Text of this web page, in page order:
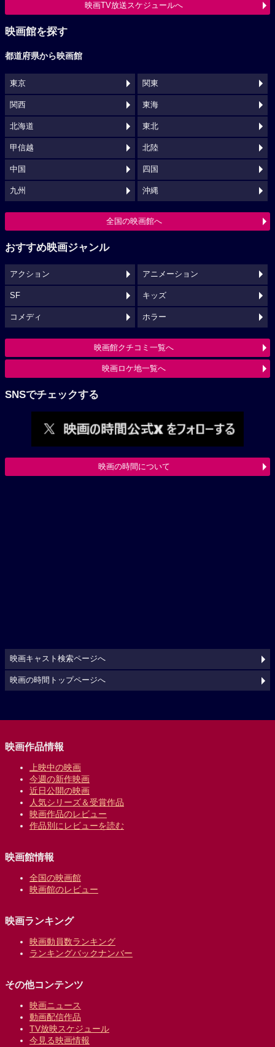
映画TV放送スケジュールへ
映画館を探す
都道府県から映画館
東京 関東
関西 東海
北海道 東北
甲信越 北陸
中国 四国
九州 沖縄
全国の映画館へ
おすすめ映画ジャンル
アクション アニメーション
SF キッズ
コメディ ホラー
映画館クチコミ一覧へ
映画ロケ地一覧へ
SNSでチェックする
映画の時間について
映画キャスト検索ページへ
映画の時間トップページへ
映画作品情報
上映中の映画
今週の新作映画
近日公開の映画
人気シリーズ＆受賞作品
映画作品のレビュー
作品別にレビューを読む
映画館情報
全国の映画館
映画館のレビュー
映画ランキング
映画動員数ランキング
ランキングバックナンバー
その他コンテンツ
映画ニュース
動画配信作品
TV放映スケジュール
今見る映画情報